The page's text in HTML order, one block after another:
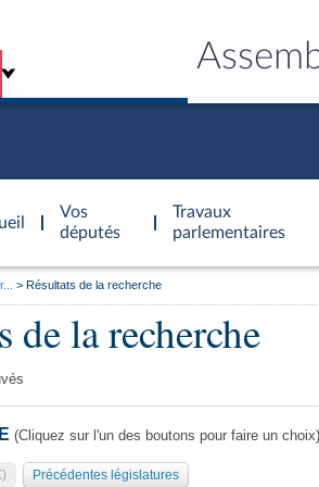
Vos
députés
Travaux
parlementaires
Résultats de la recherche
de la recherche
(Cliquez sur l'un des boutons pour faire un choix)
Précédentes législatures